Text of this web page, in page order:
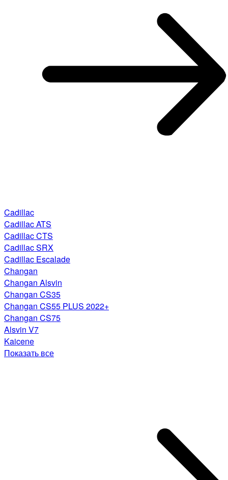
Cadillac
Cadillac ATS
Cadillac CTS
Cadillac SRX
Cadillac Escalade
Changan
Changan Alsvin
Changan CS35
Changan CS55 PLUS 2022+
Changan CS75
Alsvin V7
Kaicene
Показать все